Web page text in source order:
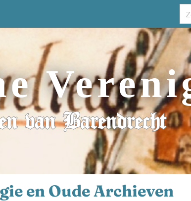
van Barendrecht
en Oude Archieven